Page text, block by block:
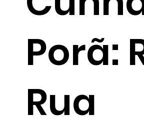
Porã:
Rua